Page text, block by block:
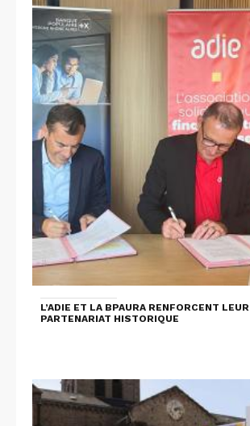
L’ADIE ET LA BPAURA RENFORCENT LEUR
PARTENARIAT HISTORIQUE